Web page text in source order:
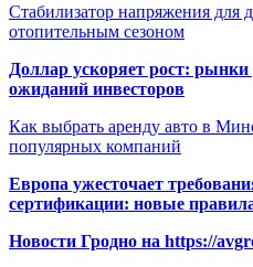
Стабилизатор напряжения для
отопительным сезоном
Доллар ускоряет рост:
ожиданий инвесторов
Как выбрать аренду авто в
популярных компаний
Европа ужесточает
сертификации: новые
Новости Гродно на https://